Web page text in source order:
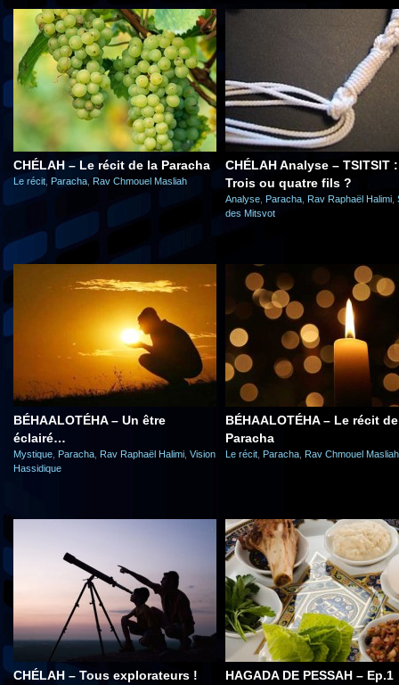
CHÉLAH – Le récit de la Paracha
Le récit Paracha Rav Chmouel Masliah
CHÉLAH Analyse – TSITSIT :
Trois ou quatre fils ?
Analyse Paracha Rav Raphaël Halimi
des Mitsvot
BÉHAALOTÉHA – Un être
éclairé…
Mystique Paracha Rav Raphaël Halimi Vision
Hassidique
BÉHAALOTÉHA – Le récit
Paracha
Le récit Paracha Rav Chmouel Masliah
CHÉLAH – Tous explorateurs ! HAGADA DE PESSAH – Ep.1